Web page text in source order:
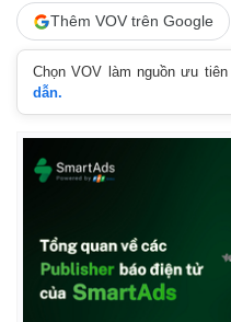
Thêm VOV trên Google
Chọn VOV làm nguồn ưu
dẫn.